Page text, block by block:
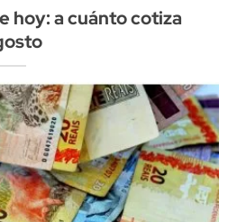
hoy: a cuánto cotiza